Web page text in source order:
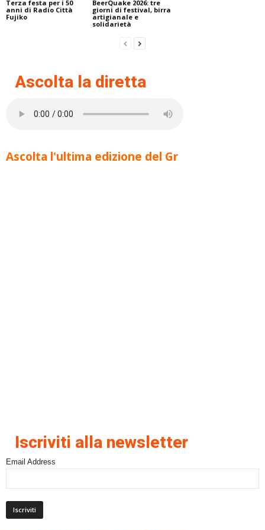
Terza festa per i 50
anni di Radio Città
Fujiko
BeerQuake 2026: tre
giorni di festival, birra
artigianale e
solidarietà
Ascolta la diretta
Ascolta l'ultima edizione del Gr
Iscriviti alla newsletter
Email Address